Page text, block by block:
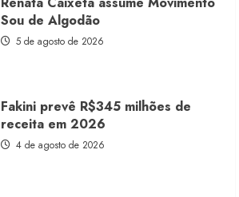
receita em 2026
4 de agosto de 2026
Projeto testa passaporte digital na
moda nacional
4 de agosto de 2026